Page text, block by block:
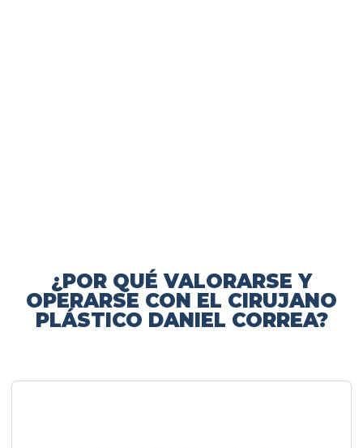
¿POR QUÉ VALORARSE Y
OPERARSE CON EL CIRUJANO
PLÁSTICO DANIEL CORREA?